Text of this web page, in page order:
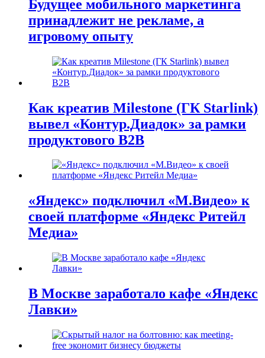
Будущее мобильного маркетинга
принадлежит не рекламе, а
игровому опыту
Как креатив Milestone (ГК Starlink)
вывел «Контур.Диадок» за рамки
продуктового B2B
«Яндекс» подключил «М.Видео» к
своей платформе «Яндекс Ритейл
Медиа»
В Москве заработало кафе «Яндекс
Лавки»